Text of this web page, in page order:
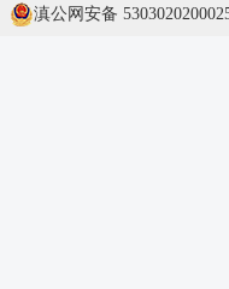
滇公网安备